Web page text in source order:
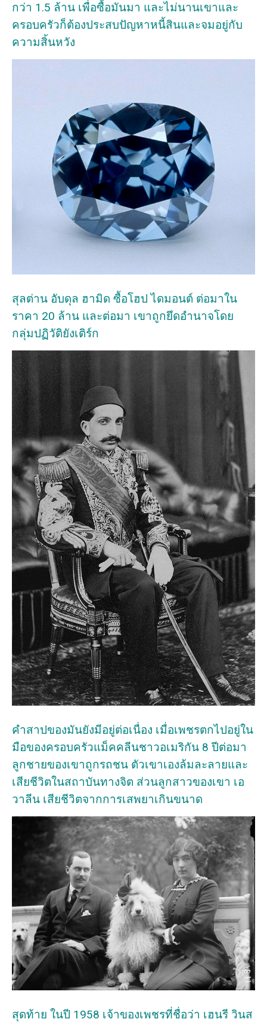
กว่า 1.5 ล้าน เพื่อซื้อมันมา และไม่นานเขาและ
ครอบครัวก็ต้องประสบปัญหาหนี้สินและจมอยู่กับ
ความสิ้นหวัง
สุลต่าน อับดุล ฮามิด ซื้อโฮป ไดมอนต์ ต่อมาใน
ราคา 20 ล้าน และต่อมา เขาถูกยึดอำนาจโดย
กลุ่มปฏิวัติยังเติร์ก
คำสาปของมันยังมีอยู่ต่อเนื่อง เมื่อเพชรตกไปอยู่ใน
มือของครอบครัวแม็คคลีนชาวอเมริกัน 8 ปีต่อมา
ลูกชายของเขาถูกรถชน ตัวเขาเองล้มละลายและ
เสียชีวิตในสถาบันทางจิต ส่วนลูกสาวของเขา เอ
วาลีน เสียชีวิตจากการเสพยาเกินขนาด
สุดท้าย ในปี 1958 เจ้าของเพชรที่ชื่อว่า เฮนรี วินส